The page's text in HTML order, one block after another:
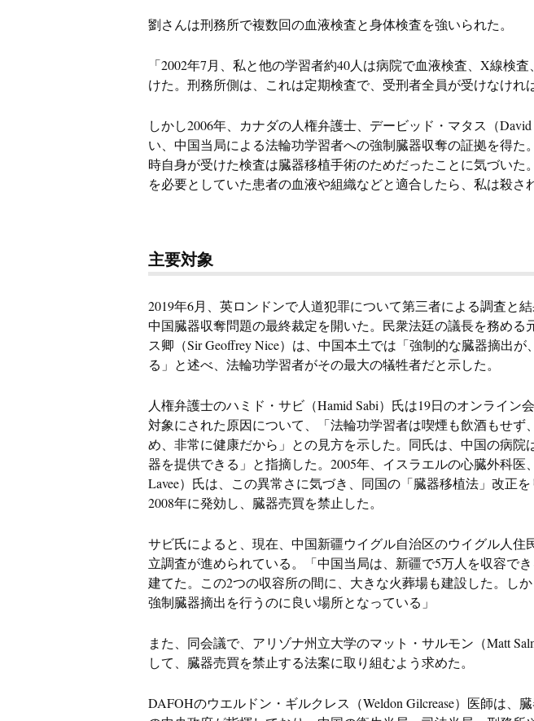
劉さんは刑務所で複数回の血液検査と身体検査を強いられた。
「2002年7月、私と他の学習者約40人は病院で血液検査、X線検
けた。刑務所側は、これは定期検査で、受刑者全員が受けなけれ
しかし2006年、カナダの人権弁護士、デービッド・マタス（
い、中国当局による法輪功学習者への強制臓器収奪の証拠を得た
時自身が受けた検査は臓器移植手術のためだったことに気づいた
を必要としていた患者の血液や組織などと適合したら、私は殺さ
主要対象
2019年6月、英ロンドンで人道犯罪について第三者による調査と結
中国臓器収奪問題の最終裁定を開いた。民衆法廷の議長を務める
ス卿（Sir Geoffrey Nice）は、中国本土では「強制的な臓器摘出
る」と述べ、法輪功学習者がその最大の犠牲者だと示した。
人権弁護士のハミド・サビ（Hamid Sabi）氏は19日のオンライン
対象にされた原因について、「法輪功学習者は喫煙も飲酒もせず
め、非常に健康だから」との見方を示した。同氏は、中国の病院
器を提供できる」と指摘した。2005年、イスラエルの心臓外科医
Lavee）氏は、この異常さに気づき、同国の「臓器移植法」改正
2008年に発効し、臓器売買を禁止した。
サビ氏によると、現在、中国新疆ウイグル自治区のウイグル人住
立調査が進められている。「中国当局は、新疆で5万人を収容で
建てた。この2つの収容所の間に、大きな火葬場も建設した。しか
強制臓器摘出を行うのに良い場所となっている」
また、同会議で、アリゾナ州立大学のマット・サルモン（Matt
して、臓器売買を禁止する法案に取り組むよう求めた。
DAFOHのウエルドン・ギルクレス（Weldon Gilcrease）医師は、